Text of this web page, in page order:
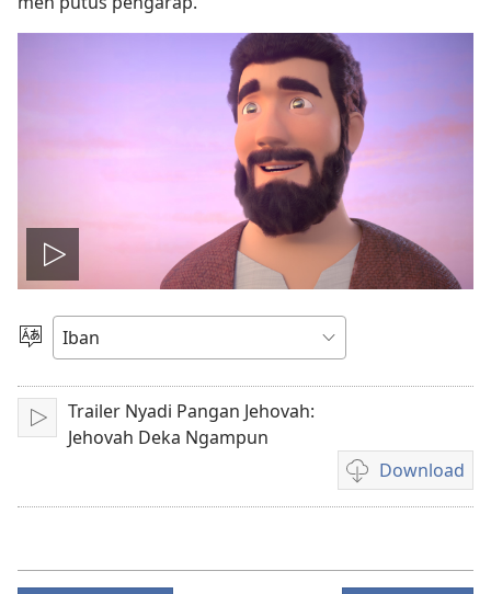
Play
video
Pilih
Pasang
Trailer Nyadi Pangan Jehovah:
Jehovah Deka Ngampun
Download
Pilih
chara